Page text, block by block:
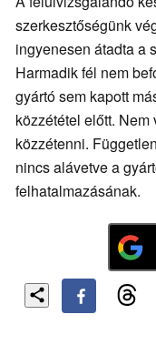
szerkesztőségünk
ingyenesen átadta a
Harmadik fél nem
gyártó sem kapott
közzététel előtt.
közzétenni.
nincs alávetve a
felhatalmazásának.